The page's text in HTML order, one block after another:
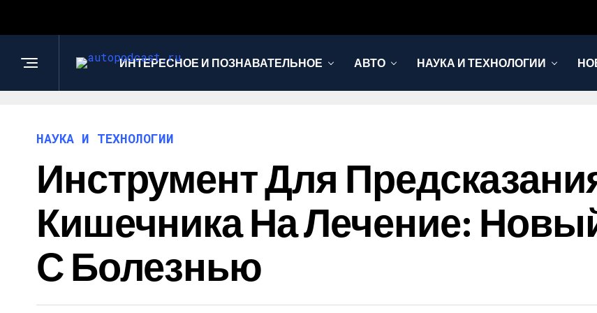
ИНТЕРЕСНОЕ И ПОЗНАВАТЕЛЬНОЕ АВТО НАУКА И ТЕХНОЛОГИИ
НАУКА И ТЕХНОЛОГИИ
Инструмент Для
Кишечника На Лечение:
С Болезнью